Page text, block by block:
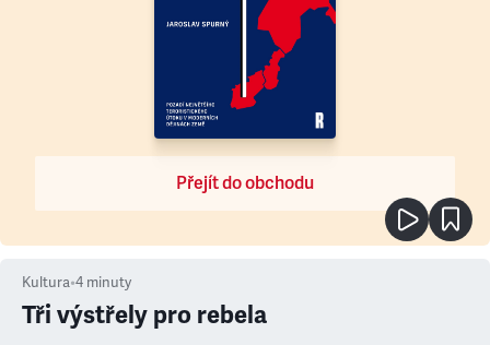
Přejít do obchodu
Kultura•4 minuty
Tři výstřely pro rebela